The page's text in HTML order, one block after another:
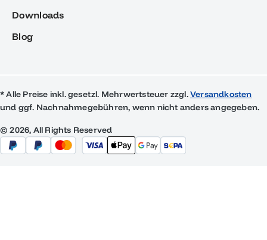
Downloads
Blog
* Alle Preise inkl. gesetzl. Mehrwertsteuer zzgl.Versandkosten
und ggf. Nachnahmegebühren, wenn nicht anders angegeben.
© 2026, All Rights Reserved